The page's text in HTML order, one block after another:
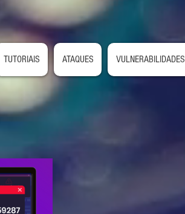
TUTORIAIS ATAQUES VULNERABILIDADES